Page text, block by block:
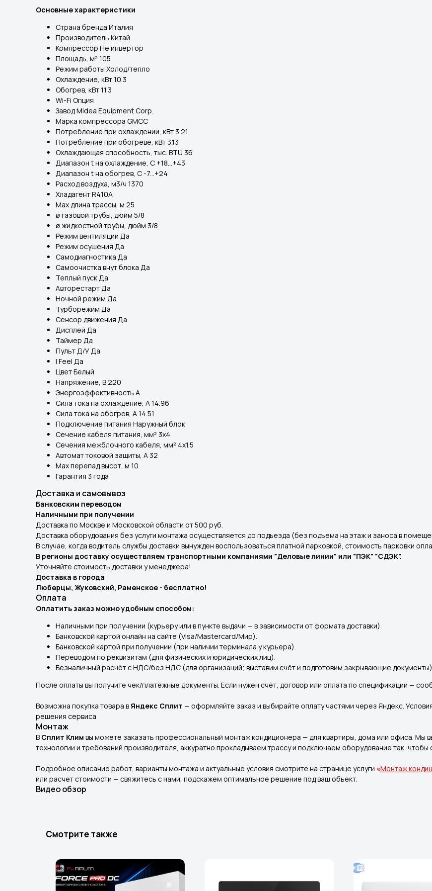
Основные характеристики
Страна бренда Италия
Производитель Китай
Компрессор Не инвертор
Площадь, м² 105
Режим работы Холод/тепло
Охлаждение, кВт 10.3
Обогрев, кВт 11.3
Wi-Fi Опция
Завод Midea Equipment Corp.
Марка компрессора GMCC
Потребление при охлаждении, кВт 3.21
Потребление при обогреве, кВт 3.13
Охлаждающая способность, тыс. BTU 36
Диапазон t на охлаждение, С +18...+43
Диапазон t на обогрев, С -7...+24
Расход воздуха, м3/ч 1370
Хладагент R410A
Max длина трассы, м 25
ø газовой трубы, дюйм 5/8
ø жидкостной трубы, дюйм 3/8
Режим вентиляции Да
Режим осушения Да
Самодиагностика Да
Самоочистка внут блока Да
Теплый пуск Да
Авторестарт Да
Ночной режим Да
Турборежим Да
Сенсор движения Да
Дисплей Да
Таймер Да
Пульт Д/У Да
I Feel Да
Цвет Белый
Напряжение, В 220
Энергоэффективность A
Сила тока на охлаждение, А 14.96
Сила тока на обогрев, А 14.51
Подключение питания Наружный блок
Сечение кабеля питания, мм² 3x4
Сечения межблочного кабеля, мм² 4x1.5
Автомат токовой защиты, А 32
Max перепад высот, м 10
Гарантия 3 года
Доставка и самовывоз
Банковским переводом
Наличными при получении
Доставка по Москве и Московской области от 500 руб.
Доставка оборудования без услуги монтажа осуществляется до подъезда (без подъема на этаж и заноса в
В случае, когда водитель службы доставки вынужден воспользоваться платной парковкой, стоимость парковки
В регионы доставку осуществляем транспортными компаниями "Деловые линии" или "ПЭК" "СДЭК".
Уточняйте стоимость доставки у менеджера!
Доставка в города
Люберцы, Жуковский, Раменское - бесплатно!
Оплата
Оплатить заказ можно удобным способом:
Наличными при получении (курьеру или в пункте выдачи — в зависимости от формата доставки).
Банковской картой онлайн на сайте (Visa/Mastercard/Мир).
Банковской картой при получении (при наличии терминала у курьера).
Переводом по реквизитам (для физических и юридических лиц).
Безналичный расчёт с НДС/без НДС (для организаций; выставим счёт и подготовим закрывающие
После оплаты вы получите чек/платёжные документы. Если нужен счёт, договор или оплата по спецификации —
Возможна покупка товара в Яндекс Сплит — оформляйте заказ и выбирайте оплату частями через Яндекс.
решения сервиса
Монтаж
В Сплит Клим вы можете заказать профессиональный монтаж кондиционера — для квартиры, дома или офиса. Мы
технологии и требований производителя, аккуратно прокладываем трассу и подключаем оборудование так,
Подробное описание работ, варианты монтажа и актуальные условия смотрите на странице услуги «Монтаж
или расчет стоимости — свяжитесь с нами, подскажем оптимальное решение под ваш объект.
Видео обзор
Смотрите также